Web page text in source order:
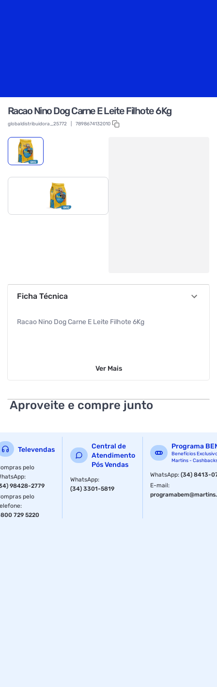
Racao Nino Dog Carne E Leite Filhote 6Kg
globaldistribuidora_25772 7898674132010
Ficha Técnica
Racao Nino Dog Carne E Leite Filhote 6Kg
Ver Mais
Aproveite e compre junto
Televendas
pelo
:
98428-2779
pelo
:
729 5220
Central de
Atendimento
Pós Vendas
WhatsApp:
(34) 3301-5819
Programa
Benefícios
Martins -
WhatsApp:(34) 8413-
E-mail: